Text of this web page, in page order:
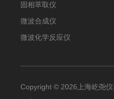
固相萃取仪
微波合成仪
微波化学反应仪
Copyright © 2026上海屹尧